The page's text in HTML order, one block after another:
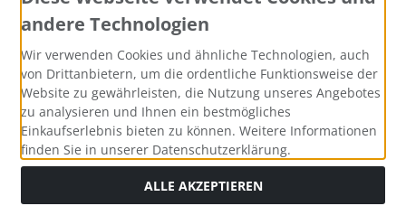
Zahlungsmethoden
Social Media
andere Technologien
Wir verwenden Cookies und ähnliche Technologien, auch
von Drittanbietern, um die ordentliche Funktionsweise der
Website zu gewährleisten, die Nutzung unseres Angebotes
zu analysieren und Ihnen ein bestmögliches
Einkaufserlebnis bieten zu können. Weitere Informationen
finden Sie in unserer Datenschutzerklärung.
ALLE AKZEPTIEREN